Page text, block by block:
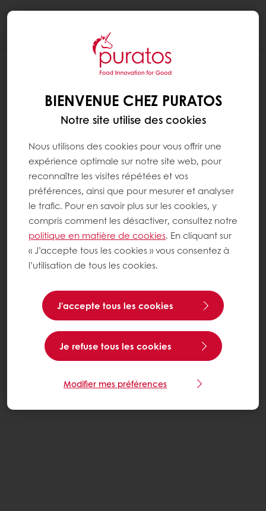
BIENVENUE CHEZ PURATOS
Notre site utilise des cookies
Nous utilisons des cookies pour vous offrir une
expérience optimale sur notre site web, pour
reconnaître les visites répétées et vos
préférences, ainsi que pour mesurer et analyser
le trafic. Pour en savoir plus sur les cookies, y
compris comment les désactiver, consultez notre
politique en matière de cookies. En cliquant sur
« J’accepte tous les cookies » vous consentez à
l’utilisation de tous les cookies.
J’accepte tous les cookies
Je refuse tous les cookies
Modifier mes préférences